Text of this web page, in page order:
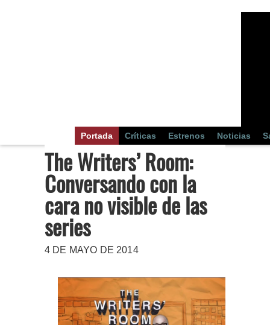
Portada Críticas Estrenos Noticias
The Writers’ Room:
Conversando con la
cara no visible de las
series
4 DE MAYO DE 2014